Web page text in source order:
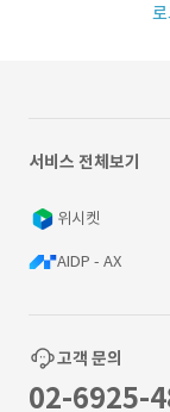
서비스 전체보기
위시켓
AIDP - AX
고객 문의
02-6925-